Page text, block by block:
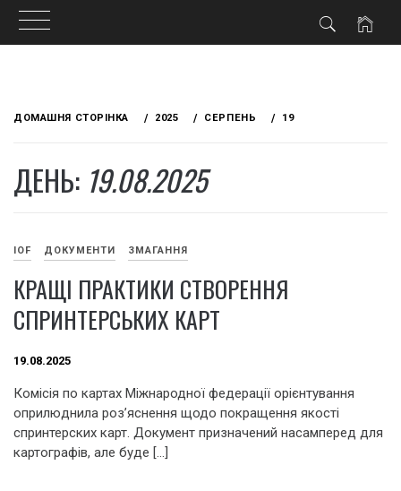
ДОМАШНЯ СТОРІНКА 2025 СЕРПЕНЬ 19
ДЕНЬ: 19.08.2025
IOF ДОКУМЕНТИ ЗМАГАННЯ
КРАЩІ ПРАКТИКИ СТВОРЕННЯ
СПРИНТЕРСЬКИХ КАРТ
19.08.2025
Комісія по картах Міжнародної федерації орієнтування
оприлюднила роз’яснення щодо покращення якості
спринтерских карт. Документ призначений насамперед для
картографів, але буде […]